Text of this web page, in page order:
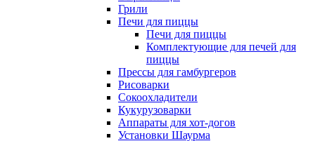
Грили
Печи для пиццы
Печи для пиццы
Комплектующие для печей для
пиццы
Прессы для гамбургеров
Рисоварки
Сокоохладители
Кукурузоварки
Аппараты для хот-догов
Установки Шаурма